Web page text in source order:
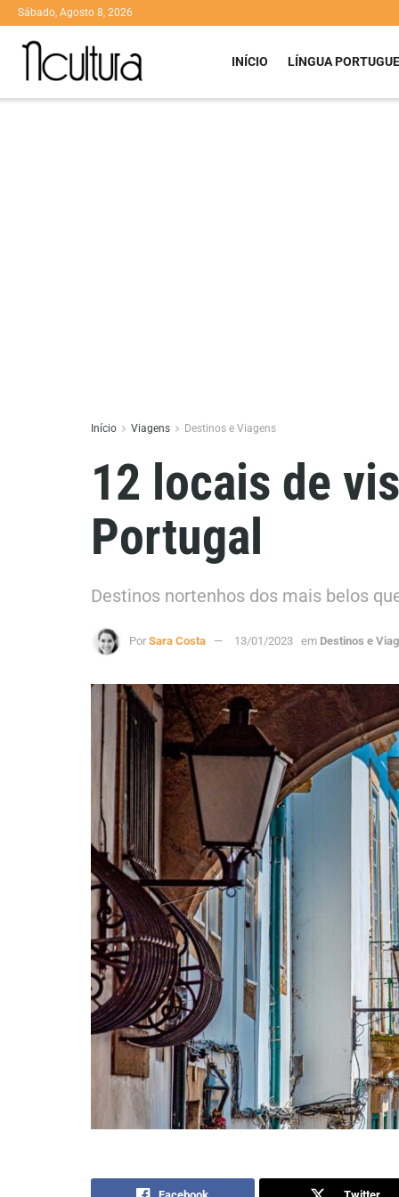
Sábado, Agosto 8, 2026
INÍCIO LÍNGUA
Início Viagens Destinos e Viagens
12 locais de
Portugal
Destinos nortenhos dos mais belos
Por Sara Costa 13/01/2023 em Destinos e